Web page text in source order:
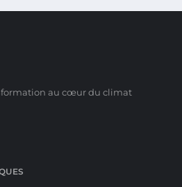
au cœur du climat